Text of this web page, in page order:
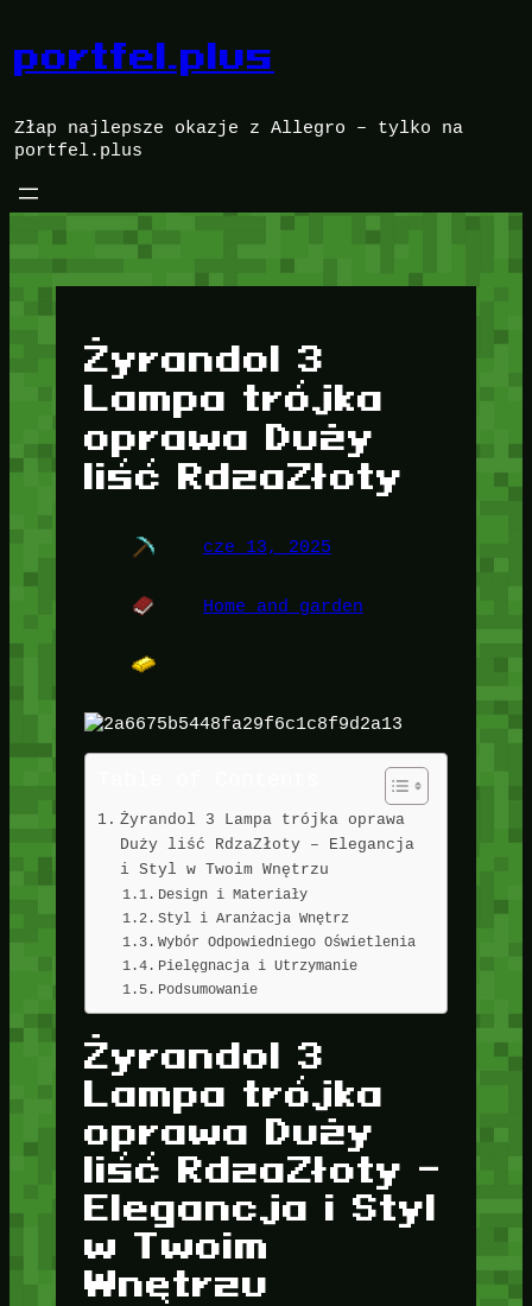
treści
portfel.plus
Złap najlepsze okazje z Allegro – tylko na
portfel.plus
Żyrandol 3
Lampa trójka
oprawa Duży
liść RdzaZłoty
cze 13, 2025
Home and garden
Żyrandol 3 Lampa trójka oprawa
Duży liść RdzaZłoty – Elegancja
i Styl w Twoim Wnętrzu
Design i Materiały
Styl i Aranżacja Wnętrz
Wybór Odpowiedniego Oświetlenia
Pielęgnacja i Utrzymanie
Podsumowanie
Żyrandol 3
Lampa trójka
oprawa Duży
liść RdzaZłoty –
Elegancja i Styl
w Twoim
Wnętrzu